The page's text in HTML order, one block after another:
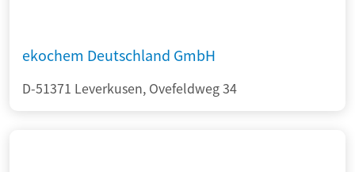
ekochem Deutschland GmbH
D-51371 Leverkusen, Ovefeldweg 34